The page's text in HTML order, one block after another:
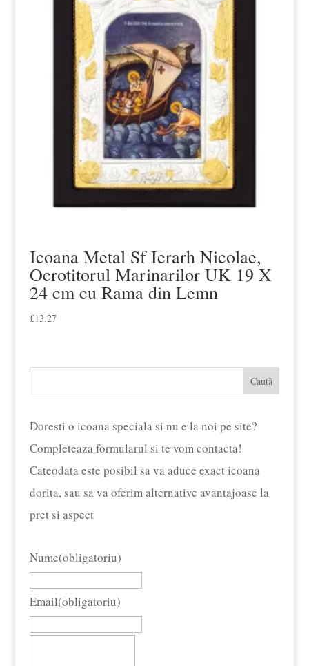
Icoana Metal Sf Ierarh Nicolae,
Ocrotitorul Marinarilor UK 19 X
24 cm cu Rama din Lemn
£13.27
Caută
Doresti o icoana speciala si nu e la noi pe site?
Completeaza formularul si te vom contacta!
Cateodata este posibil sa va aduce exact icoana
dorita, sau sa va oferim alternative avantajoase la
pret si aspect
Nume(obligatoriu)
Email(obligatoriu)